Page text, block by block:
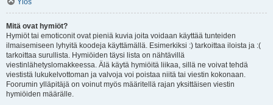
Ylös
Mitä ovat hymiöt?
Hymiöt tai emoticonit ovat pieniä kuvia joita voidaan käyttää tunteiden
ilmaisemiseen lyhyitä koodeja käyttämällä. Esimerkiksi :) tarkoittaa iloista ja :(
tarkoittaa surullista. Hymiöiden täysi lista on nähtävillä
viestinlähetyslomakkeessa. Älä käytä hymiöitä liikaa, sillä ne voivat tehdä
viestistä lukukelvottoman ja valvoja voi poistaa niitä tai viestin kokonaan.
Foorumin ylläpitäjä on voinut myös määritellä rajan yksittäisen viestin
hymiöiden määrälle.